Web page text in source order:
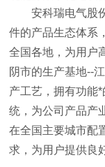
安科瑞电气股份
件的产品生态体系
全国各地，为用户
阴市的生产基地--
产工艺，拥有功能
统，为公司产品产
在全国主要城市配
求，为用户提供良